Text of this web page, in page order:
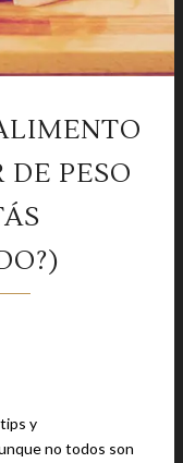
DE PESO
y
no todos son